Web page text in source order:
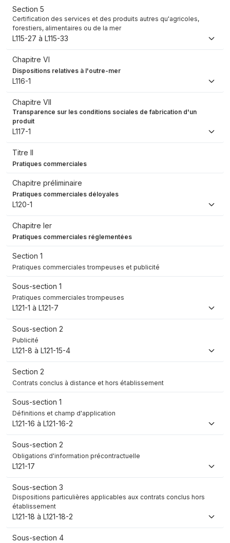
Section 5
Certification des services et des produits autres qu'agricoles,
forestiers, alimentaires ou de la mer
L115-27 à L115-33
Chapitre VI
Dispositions relatives à l'outre-mer
L116-1
Chapitre VII
Transparence sur les conditions sociales de fabrication d'un
produit
L117-1
Titre II
Pratiques commerciales
Chapitre préliminaire
Pratiques commerciales déloyales
L120-1
Chapitre Ier
Pratiques commerciales réglementées
Section 1
Pratiques commerciales trompeuses et publicité
Sous-section 1
Pratiques commerciales trompeuses
L121-1 à L121-7
Sous-section 2
Publicité
L121-8 à L121-15-4
Section 2
Contrats conclus à distance et hors établissement
Sous-section 1
Définitions et champ d'application
L121-16 à L121-16-2
Sous-section 2
Obligations d'information précontractuelle
L121-17
Sous-section 3
Dispositions particulières applicables aux contrats conclus hors
établissement
L121-18 à L121-18-2
Sous-section 4